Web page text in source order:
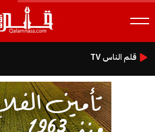
قلم الناس TV